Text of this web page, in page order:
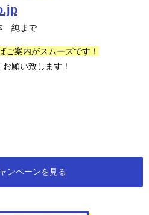
純まで
ご案内がスムーズです！
願い致します！
ンペーンを見る